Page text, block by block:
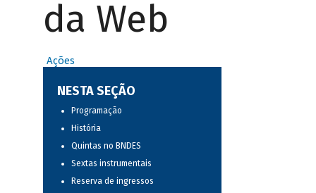
da Web
Ações
NESTA SEÇÃO
Programação
História
Quintas no BNDES
Sextas instrumentais
Reserva de ingressos